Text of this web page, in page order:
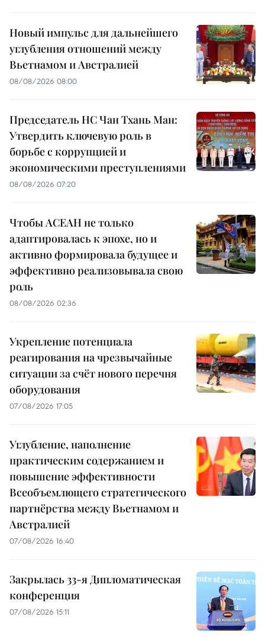
Новый импульс для дальнейшего
углубления отношений между
Вьетнамом и Австралией
08/08/2026 08:00
Председатель НС Чан Тхань Ман:
Утвердить ключевую роль в
борьбе с коррупцией и
экономическими преступлениями
08/08/2026 07:20
Чтобы АСЕАН не только
адаптировалась к эпохе, но и
активно формировала будущее и
эффективно реализовывала свою
роль
08/08/2026 02:36
Укрепление потенциала
реагирования на чрезвычайные
ситуации за счёт нового перечня
оборудования
07/08/2026 17:05
Углубление, наполнение
практическим содержанием и
повышение эффективности
Всеобъемлющего стратегического
партнёрства между Вьетнамом и
Австралией
07/08/2026 16:40
Закрылась 33-я Дипломатическая
конференция
07/08/2026 15:11